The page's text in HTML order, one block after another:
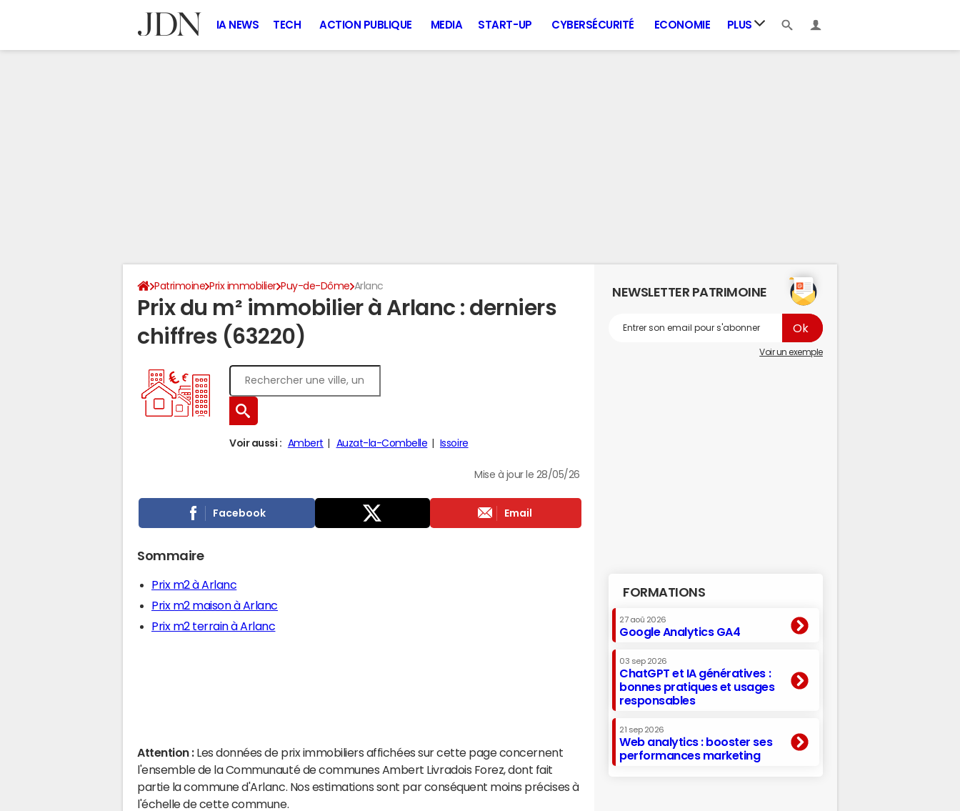
IA NEWS TECH ACTION PUBLIQUE MEDIA START-UP CYBERSÉCURITÉ ECONOMIE PLUS
Patrimoine Prix immobilier Puy-de-Dôme Arlanc
Prix du m² immobilier à Arlanc : derniers
chiffres (63220)
Voir aussi : Ambert Auzat-la-Combelle Issoire
Mise à jour le 28/05/26
Facebook Email
Sommaire
Prix m2 à Arlanc
Prix m2 maison à Arlanc
Prix m2 terrain à Arlanc
Attention : Les données de prix immobiliers affichées sur cette page concernent
l'ensemble de la Communauté de communes Ambert Livradois Forez, dont fait
partie la commune d'Arlanc. Nos estimations sont par conséquent moins précises à
l'échelle de cette commune.
NEWSLETTER PATRIMOINE
Voir un exemple
FORMATIONS
27 aoû 2026
Google Analytics GA4
03 sep 2026
ChatGPT et IA génératives :
bonnes pratiques et usages
responsables
21 sep 2026
Web analytics : booster ses
performances marketing